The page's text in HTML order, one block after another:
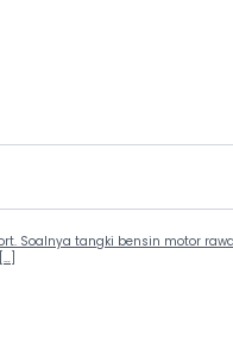
Soalnya tangki bensin motor